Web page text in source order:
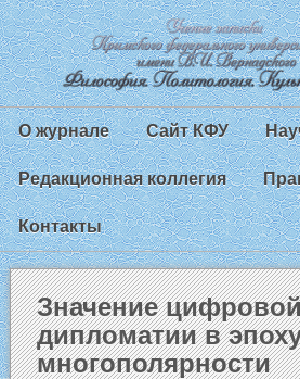
О журнале Сайт КФУ
Редакционная коллегия
Контакты
Значение
дипломатии в
многополярности